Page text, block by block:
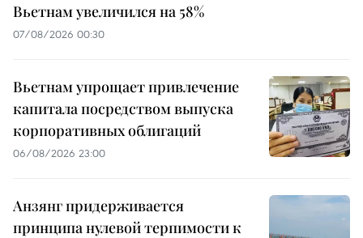
Вьетнам увеличился на 58%
07/08/2026 00:30
Вьетнам упрощает привлечение
капитала посредством выпуска
корпоративных облигаций
06/08/2026 23:00
Анзянг придерживается
принципа нулевой терпимости к